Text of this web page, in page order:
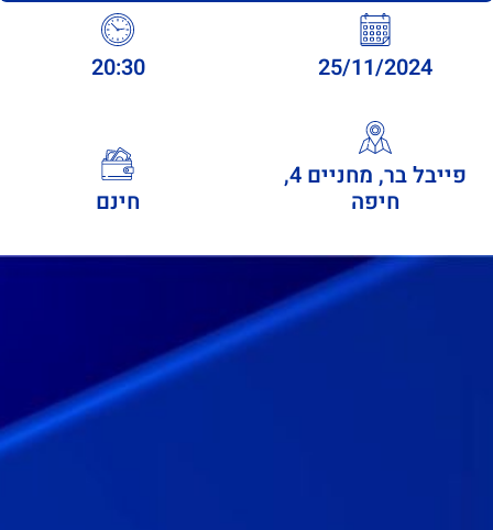
25/11/2024
20:30
פייבל בר, מחניים 4,
חיפה
חינם